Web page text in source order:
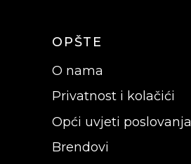
OPŠTE
O nama
Privatnost i kolačići
Opći uvjeti poslovanja
Brendovi